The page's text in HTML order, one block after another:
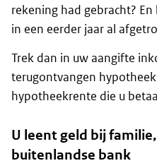
rekening had gebracht?
in een eerder jaar al
Trek dan in uw aangifte
terugontvangen
hypotheekrente die u
U leent geld bij
buitenlandse bank